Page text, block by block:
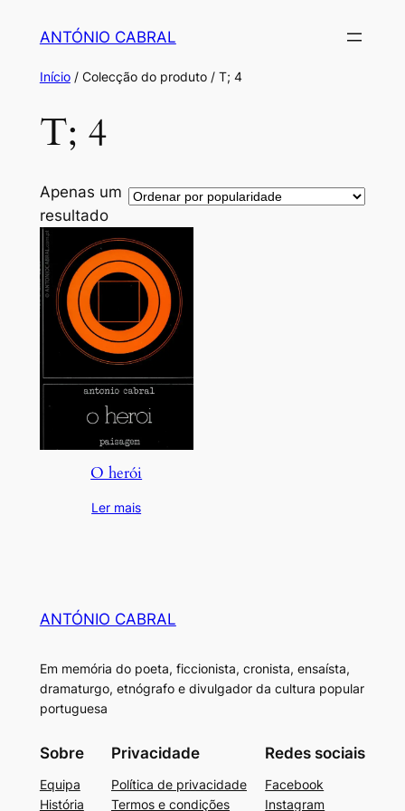
conteúdo
ANTÓNIO CABRAL
Início/ Colecção do produto / T; 4
T; 4
Apenas um
resultado
O herói
Ler mais
ANTÓNIO CABRAL
Em memória do poeta, ficcionista, cronista, ensaísta,
dramaturgo, etnógrafo e divulgador da cultura popular
portuguesa
Sobre
Equipa
História
Privacidade
Política de privacidade
Termos e condições
Redes sociais
Facebook
Instagram